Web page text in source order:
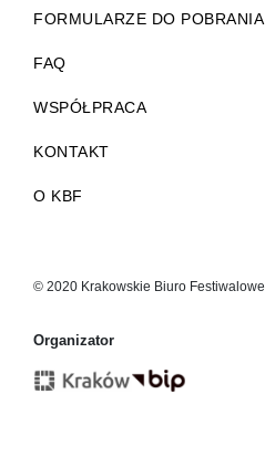
FORMULARZE DO POBRANIA
FAQ
WSPÓŁPRACA
KONTAKT
O KBF
© 2020 Krakowskie Biuro Festiwalowe
Organizator